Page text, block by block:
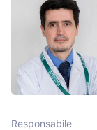
Responsabile